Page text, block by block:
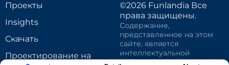
Проекты
Insights
Скачать
Проектирование на
©2026 Funlandia Все
права защищены.
Содержание,
представленное на этом
сайте, является
интеллектуальной
собственностью Funlandia